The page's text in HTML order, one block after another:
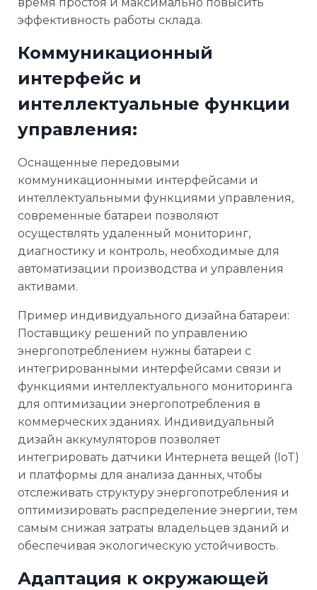
время простоя и максимально повысить
эффективность работы склада.
Коммуникационный
интерфейс и
интеллектуальные функции
управления:
Оснащенные передовыми
коммуникационными интерфейсами и
интеллектуальными функциями управления,
современные батареи позволяют
осуществлять удаленный мониторинг,
диагностику и контроль, необходимые для
автоматизации производства и управления
активами.
Пример индивидуального дизайна батареи:
Поставщику решений по управлению
энергопотреблением нужны батареи с
интегрированными интерфейсами связи и
функциями интеллектуального мониторинга
для оптимизации энергопотребления в
коммерческих зданиях. Индивидуальный
дизайн аккумуляторов позволяет
интегрировать датчики Интернета вещей (IoT)
и платформы для анализа данных, чтобы
отслеживать структуру энергопотребления и
оптимизировать распределение энергии, тем
самым снижая затраты владельцев зданий и
обеспечивая экологическую устойчивость.
Адаптация к окружающей